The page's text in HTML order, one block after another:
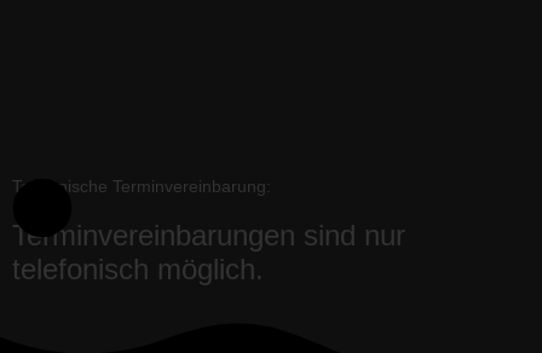
Telefonische Terminvereinbarung:
Terminvereinbarungen sind nur
telefonisch möglich.